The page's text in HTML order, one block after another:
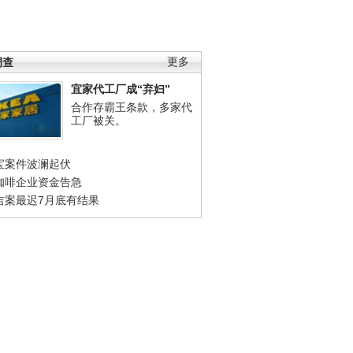
更多
查
宜家代工厂成“弃妇”
合作存霸王条款，多家代
工厂被关。
案件波澜起伏
啡企业资金告急
案最迟7月底有结果